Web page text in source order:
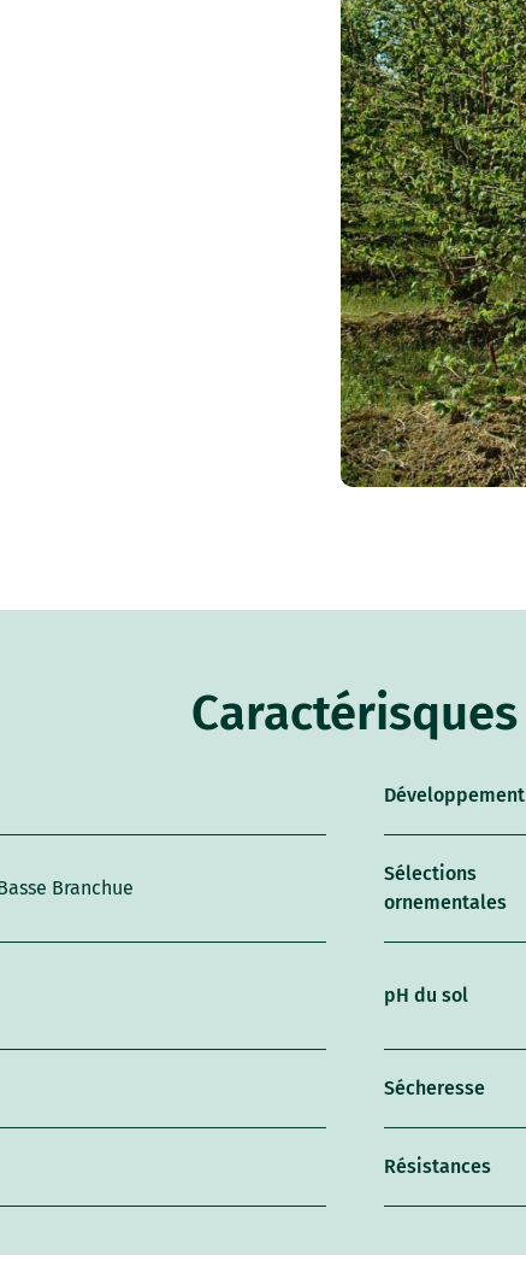
Caractérisques
Développement
Branchue
Sélections
ornementales
pH du sol
Sécheresse
Résistances